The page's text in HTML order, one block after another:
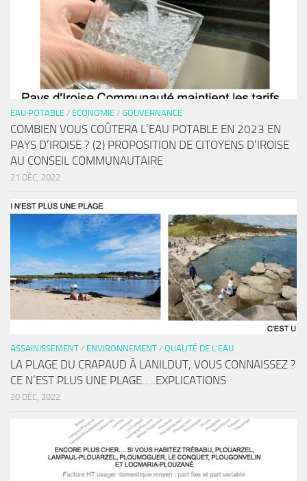
EAU POTABLE / ECONOMIE / GOUVERNANCE
COMBIEN VOUS COÛTERA L’EAU POTABLE EN 2023 EN
PAYS D’IROISE ? (2) PROPOSITION DE CITOYENS D’IROISE
AU CONSEIL COMMUNAUTAIRE
21 DÉC, 2022
ASSAINISSEMENT / ENVIRONNEMENT / QUALITÉ DE L'EAU
LA PLAGE DU CRAPAUD À LANILDUT, VOUS CONNAISSEZ ?
CE N’EST PLUS UNE PLAGE…..EXPLICATIONS
20 DÉC, 2022